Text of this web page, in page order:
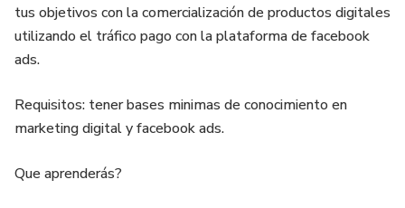
tus objetivos con la comercialización de productos digitales
utilizando el tráfico pago con la plataforma de facebook
ads.
Requisitos: tener bases minimas de conocimiento en
marketing digital y facebook ads.
Que aprenderás?